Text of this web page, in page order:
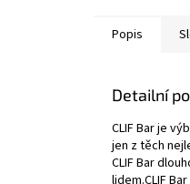
Popis
Detailní
CLIF Bar je
jen z těch
CLIF Bar